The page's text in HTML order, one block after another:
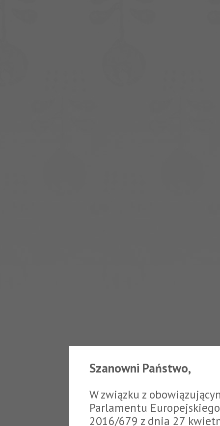
Szanowni Państwo,
W związku z
Parlamentu
2016/679 z dnia 27